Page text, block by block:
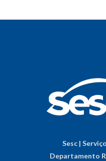
Sesc |
Departamento